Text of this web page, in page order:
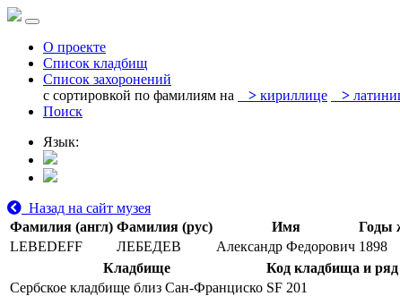
О проекте
Список кладбищ
Список захоронений
с сортировкой по фамилиям на
> кириллице >
Поиск
Язык:
Назад на сайт музея
Фамилия (англ) Фамилия (рус) Имя
Годы
LEBEDEFF
ЛЕБЕДЕВ Александр Федорович 1898
Кладбище
Код кладбища и ряд
Сербское кладбище близ Сан-Франциско SF 201